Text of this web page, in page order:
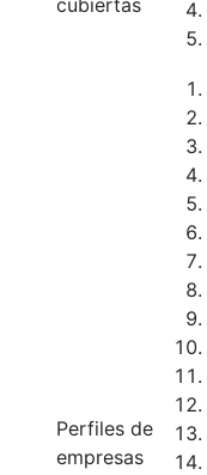
cubiertas
Perfiles de
empresas